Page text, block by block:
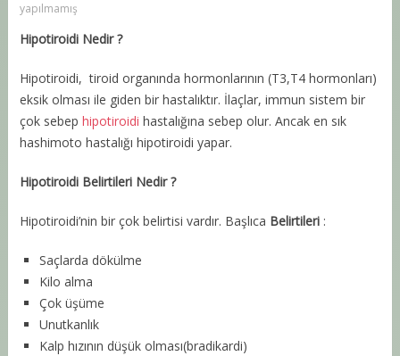
yapılmamış
Hipotiroidi Nedir ?
Hipotiroidi, tiroid organında hormonlarının (T3,T4 hormonları)
eksik olması ile giden bir hastalıktır. İlaçlar, immun sistem bir
çok sebep hipotiroidi hastalığına sebep olur. Ancak en sık
hashimoto hastalığı hipotiroidi yapar.
Hipotiroidi Belirtileri Nedir ?
Hipotiroidi’nin bir çok belirtisi vardır. Başlıca Belirtileri:
Saçlarda dökülme
Kilo alma
Çok üşüme
Unutkanlık
Kalp hızının düşük olması(bradikardi)